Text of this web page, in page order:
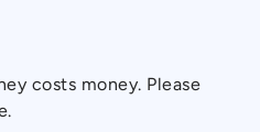
costs money. Please